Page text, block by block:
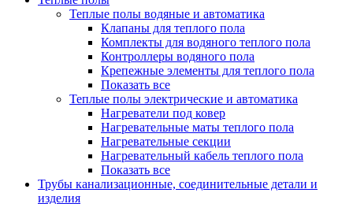
Теплые полы водяные и автоматика
Клапаны для теплого пола
Комплекты для водяного теплого пола
Контроллеры водяного пола
Крепежные элементы для теплого пола
Показать все
Теплые полы электрические и автоматика
Нагреватели под ковер
Нагревательные маты теплого пола
Нагревательные секции
Нагревательный кабель теплого пола
Показать все
Трубы канализационные, соединительные детали и
изделия